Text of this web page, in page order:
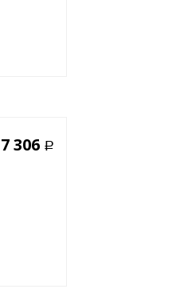
7 306 Р